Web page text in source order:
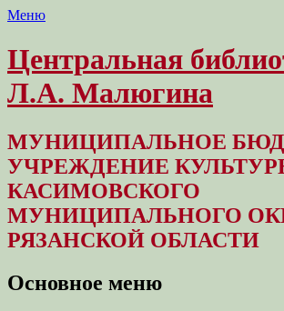
Меню
Центральная
Л.А. Малюгина
МУНИЦИПАЛЬНОЕ
УЧРЕЖДЕНИЕ
КАСИМОВСКОГО
МУНИЦИПАЛЬНОГО
РЯЗАНСКОЙ ОБЛАСТИ
Основное меню